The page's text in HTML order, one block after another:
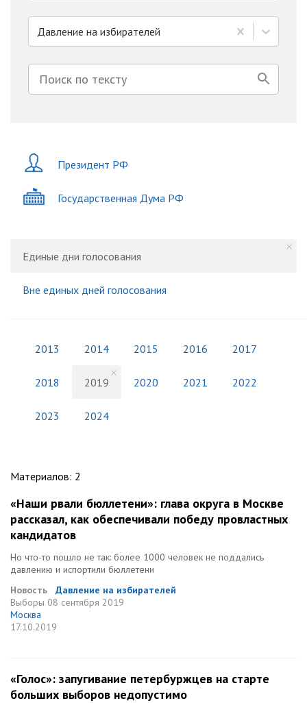
Давление на избирателей
Президент РФ
Государственная Дума РФ
Единые дни голосования
Вне единых дней голосования
2013 2014 2015 2016 2017
2018 2019 2020 2021 2022
2023 2024
Материалов: 2
«Наши рвали бюллетени»: глава округа в Москве
рассказал, как обеспечивали победу провластных
кандидатов
Но что-то пошло не так: более 1000 человек не поддались
давлению и испортили бюллетени
Новость
Давление на избирателей
Выборы 08 сентября 2019
Москва
17.10.2019
«Голос»: запугивание петербуржцев на старте
больших выборов недопустимо